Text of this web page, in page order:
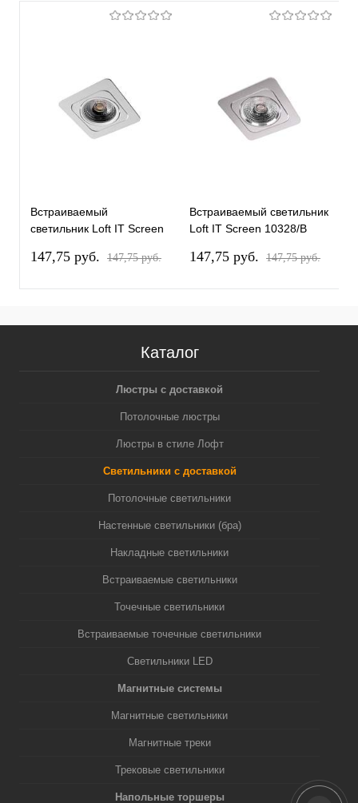
Встраиваемый
светильник Loft IT Screen
147,75 pуб. 147,75 pуб.
Встраиваемый светильник
Loft IT Screen 10328/B
147,75 pуб. 147,75 pуб.
Каталог
Люстры с доставкой
Потолочные люстры
Люстры в стиле Лофт
Светильники с доставкой
Потолочные светильники
Настенные светильники (бра)
Накладные светильники
Встраиваемые светильники
Точечные светильники
Встраиваемые точечные светильники
Светильники LED
Магнитные системы
Магнитные светильники
Магнитные треки
Трековые светильники
Напольные торшеры